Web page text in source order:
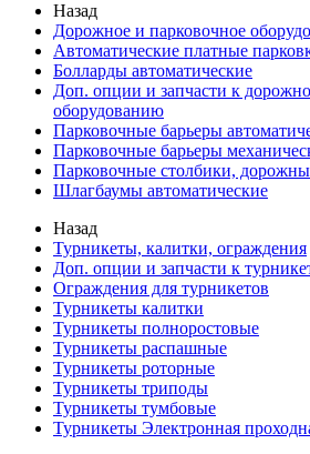
Назад
Дорожное и парковочное
Автоматические платные
Болларды автоматические
Доп. опции и запчасти к
оборудованию
Парковочные барьеры
Парковочные барьеры
Парковочные столбики,
Шлагбаумы автоматические
Назад
Турникеты, калитки, ограждения
Доп. опции и запчасти к
Ограждения для турникетов
Турникеты калитки
Турникеты полноростовые
Турникеты распашные
Турникеты роторные
Турникеты триподы
Турникеты тумбовые
Турникеты Электронная